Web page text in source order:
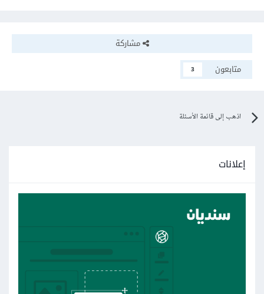
مشاركة
متابعون
3
اذهب إلى قائمة الأسئلة
إعلانات